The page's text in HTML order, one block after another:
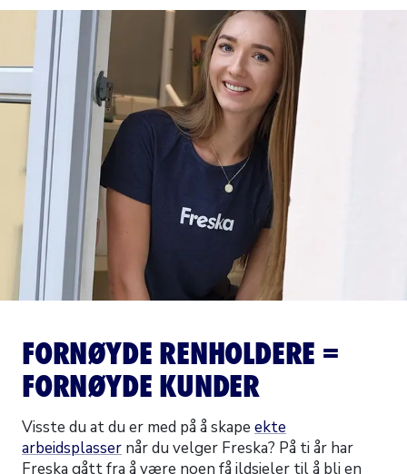
FORNØYDE RENHOLDERE =
FORNØYDE KUNDER
Visste du at du er med på å skape ekte
arbeidsplasser når du velger Freska? På ti år har
Freska gått fra å være noen få ildsjeler til å bli en